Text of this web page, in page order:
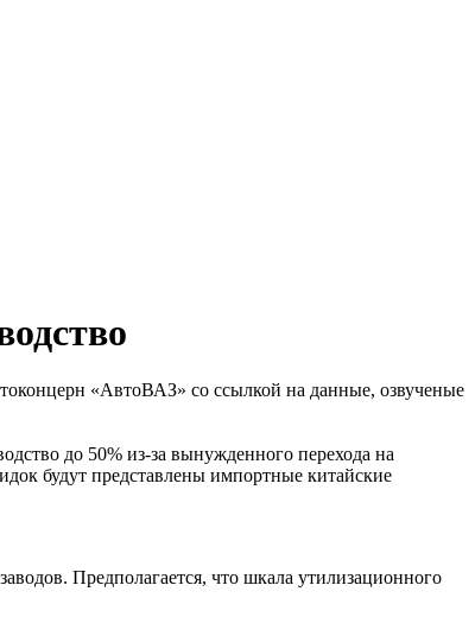
«АвтоВАЗ» со ссылкой на данные, озвученые
до 50% из-за вынужденного перехода на
будут представлены импортные китайские
Предполагается, что шкала утилизационного